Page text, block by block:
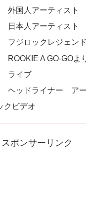
外国人アーティスト
日本人アーティスト
フジロックレジェンド
ROOKIE A GO-GOよ
ライブ
ヘッドライナー アー
クビデオ
スポンサーリンク